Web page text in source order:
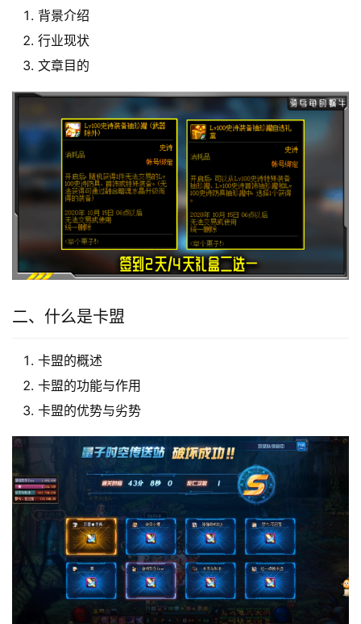
背景介绍
行业现状
文章目的
二、什么是卡盟
卡盟的概述
卡盟的功能与作用
卡盟的优势与劣势